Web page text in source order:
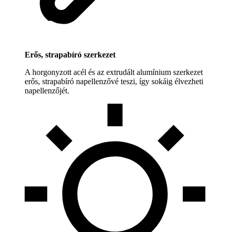
Erős, strapabíró szerkezet
A horgonyzott acél és az extrudált alumínium szerkezet
erős, strapabíró napellenzővé teszi, így sokáig élvezheti
napellenzőjét.